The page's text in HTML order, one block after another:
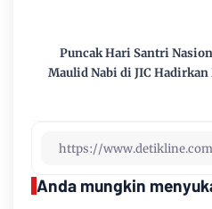
Puncak Hari Santri
Maulid Nabi di JIC Hadirkan
Anda mungkin